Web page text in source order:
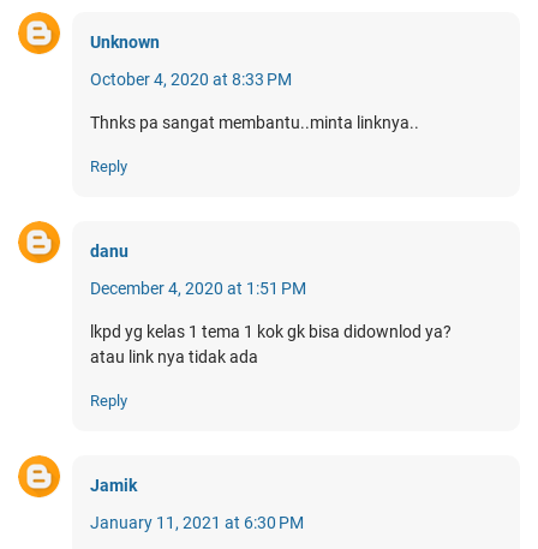
Unknown
October 4, 2020 at 8:33 PM
Thnks pa sangat membantu..minta linknya..
Reply
danu
December 4, 2020 at 1:51 PM
lkpd yg kelas 1 tema 1 kok gk bisa didownlod ya?
atau link nya tidak ada
Reply
Jamik
January 11, 2021 at 6:30 PM